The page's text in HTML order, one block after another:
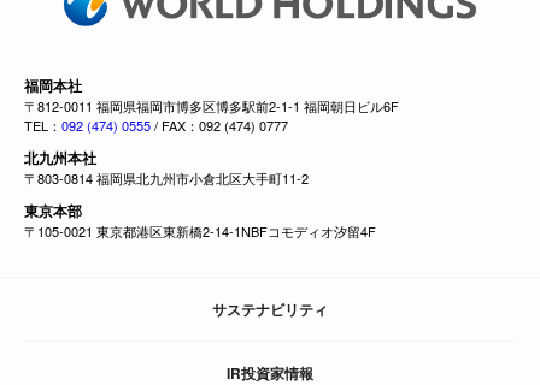
福岡本社
〒812-0011 福岡県福岡市博多区博多駅前2-1-1 福岡朝日ビル6F
TEL： 092 (474) 0555/ FAX：092 (474) 0777
北九州本社
〒803-0814 福岡県北九州市小倉北区大手町11-2
東京本部
〒105-0021 東京都港区東新橋2-14-1NBFコモディオ汐留4F
サステナビリティ
IR投資家情報